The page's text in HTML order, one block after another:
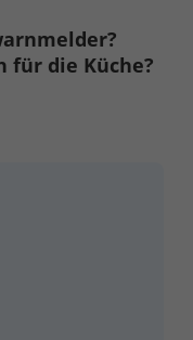
für die Küche?